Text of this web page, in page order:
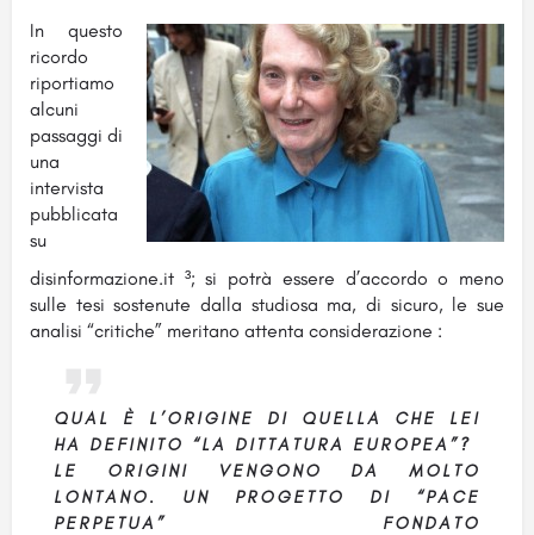
In questo
ricordo
riportiamo
alcuni
passaggi di
una
intervista
pubblicata
su
disinformazione.it ³; si potrà essere d’accordo o meno
sulle tesi sostenute dalla studiosa ma, di sicuro, le sue
analisi “critiche” meritano attenta considerazione :
QUAL È L’ORIGINE DI QUELLA CHE LEI
HA DEFINITO “LA DITTATURA EUROPEA”?
LE ORIGINI VENGONO DA MOLTO
LONTANO. UN PROGETTO DI “PACE
PERPETUA” FONDATO